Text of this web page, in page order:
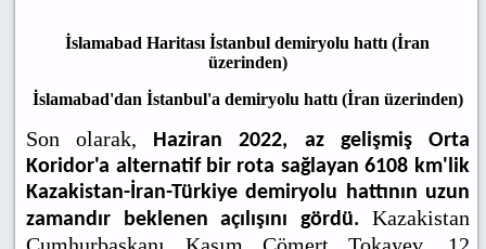
İslamabad Haritası İstanbul demiryolu hattı (İran
üzerinden)
İslamabad'dan İstanbul'a demiryolu hattı (İran üzerinden)
Son olarak, Haziran 2022, az gelişmiş Orta
Koridor'a alternatif bir rota sağlayan 6108 km'lik
Kazakistan-İran-Türkiye demiryolu hattının uzun
zamandır beklenen açılışını gördü. Kazakistan